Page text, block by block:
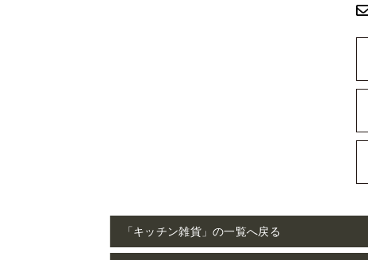
「キッチン雑貨」の一覧へ戻る